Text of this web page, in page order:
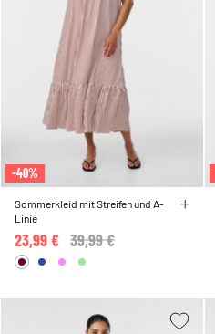
-40%
Sommerkleid mit Streifen und A-
Linie
Price reduced from
39,99 €
23,99 €